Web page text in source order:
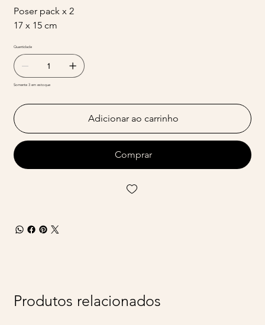
Poser pack x 2
17 x 15 cm
Quantidade
Somente 3 em estoque
Adicionar ao carrinho
Comprar
Produtos relacionados